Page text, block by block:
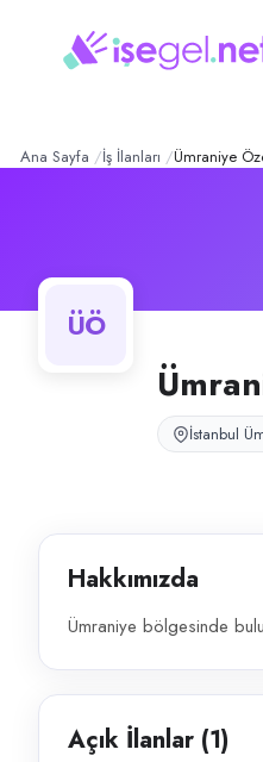
Ümraniye bölgesinde bulunan
pozisyonlar
Temizlik Personeli (Bayan)
Ana Sayfa İş İlanları Ümraniye
ÜÖ
İstanbul
Hakkımızda
Ümraniye bölgesinde
Açık İlanlar (1)